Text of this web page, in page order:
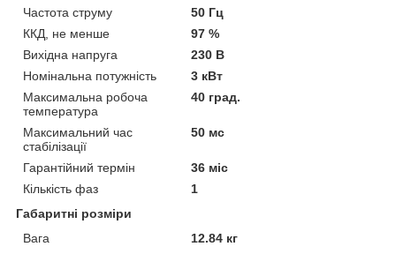
Частота струму
50 Гц
ККД, не менше
97 %
Вихідна напруга
230 В
Номінальна потужність
3 кВт
Максимальна робоча
температура
40 град.
Максимальний час
стабілізації
50 мс
Гарантійний термін
36 міс
Кількість фаз
1
Габаритні розміри
Вага
12.84 кг